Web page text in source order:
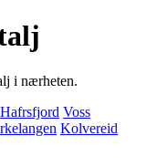
i nærheten.
Hafrsfjord Voss
Kolvereid